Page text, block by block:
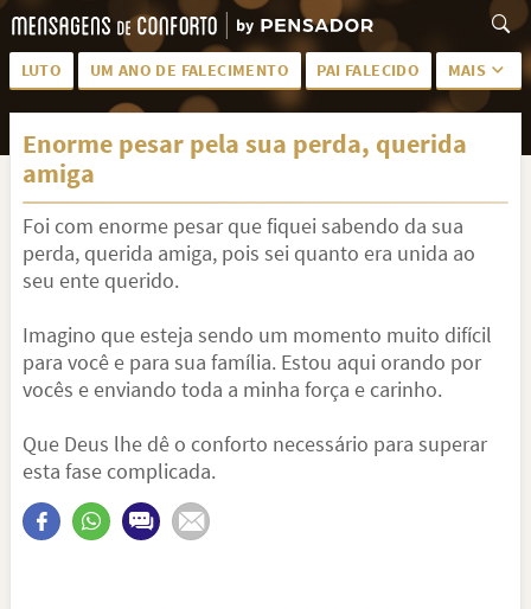
LUTO UM ANO DE FALECIMENTO PAI FALECIDO MAIS
LUTO PARA AMIGA PALAVRAS
SAUDADES DA MÃE PÊSAMES
PÊSAMES PARA AMIGA DESCANSE EM PAZ
MEUS SENTIMENTOS PÊSAMES PARA AMIGO
FRASES DE LUTO PARA AMIGO
TODAS AS CATEGORIAS
Enorme pesar pela sua perda, querida
amiga
Foi com enorme pesar que fiquei sabendo da sua
perda, querida amiga, pois sei quanto era unida ao
seu ente querido.
Imagino que esteja sendo um momento muito difícil
para você e para sua família. Estou aqui orando por
vocês e enviando toda a minha força e carinho.
Que Deus lhe dê o conforto necessário para superar
esta fase complicada.